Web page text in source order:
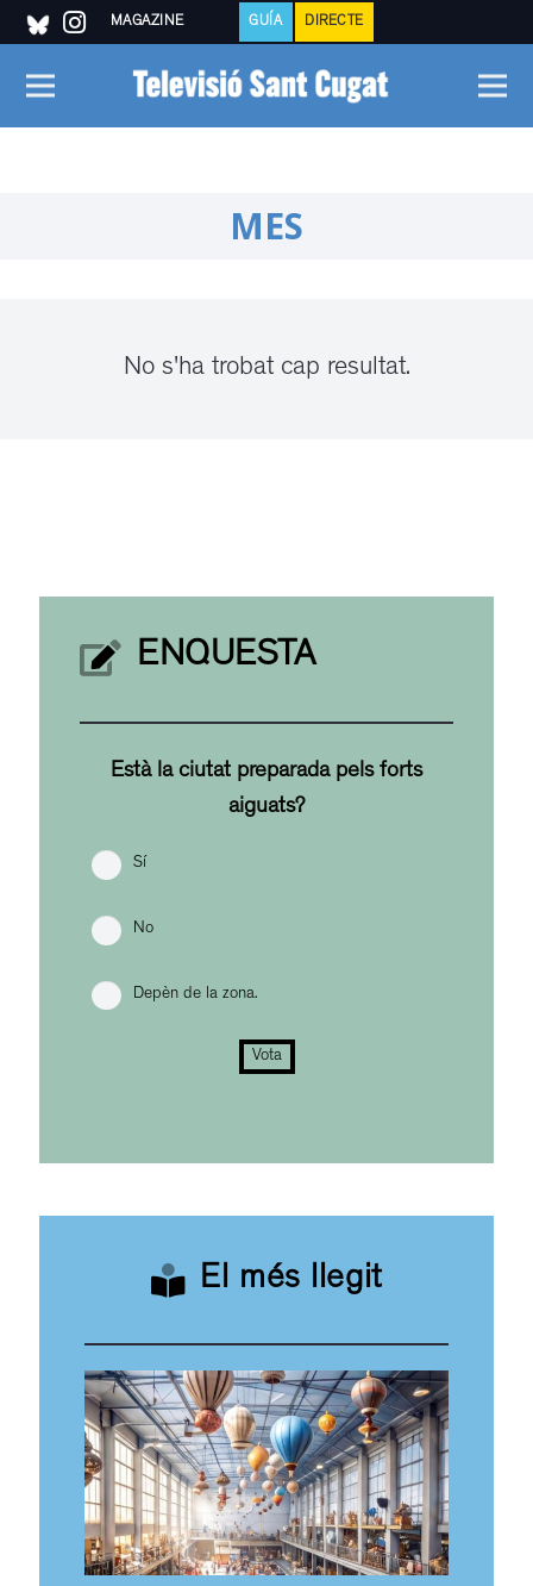
MAGAZINE GUÍA DIRECTE
MES
No s'ha trobat cap resultat.
ENQUESTA
Està la ciutat preparada pels forts
aiguats?
Sí
No
Depèn de la zona.
Vota
El més llegit